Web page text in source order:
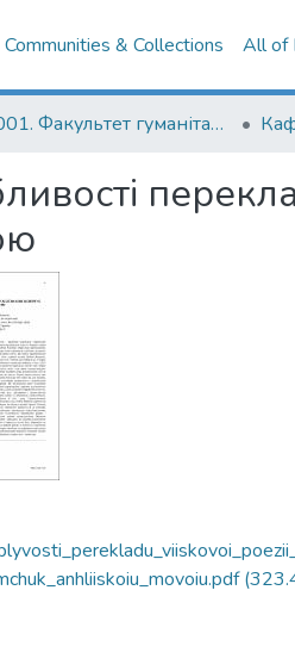
Communities & Collections All of
001. Факультет гуманітарних наук